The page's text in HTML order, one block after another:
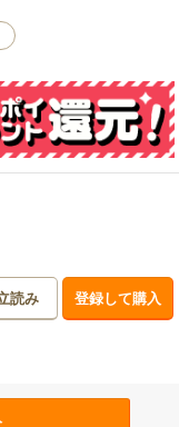
読み 登録して購入